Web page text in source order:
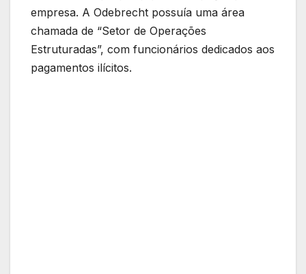
empresa. A Odebrecht possuía uma área
chamada de “Setor de Operações
Estruturadas”, com funcionários dedicados aos
pagamentos ilícitos.